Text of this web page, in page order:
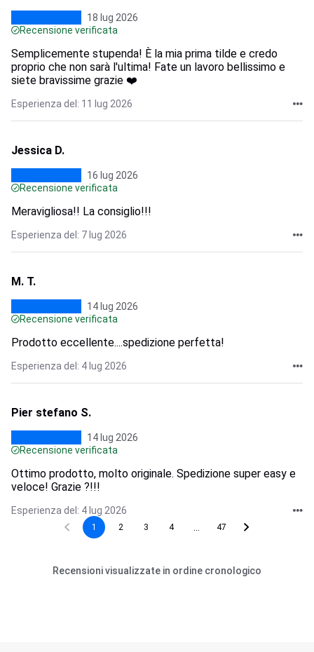
18 lug 2026
Recensione verificata
Semplicemente stupenda! È la mia prima tilde e credo
proprio che non sarà l'ultima! Fate un lavoro bellissimo e
siete bravissime grazie ❤️
Esperienza del: 11 lug 2026
Jessica D.
16 lug 2026
Recensione verificata
Meravigliosa!! La consiglio!!!
Esperienza del: 7 lug 2026
M. T.
14 lug 2026
Recensione verificata
Prodotto eccellente....spedizione perfetta!
Esperienza del: 4 lug 2026
Pier stefano S.
14 lug 2026
Recensione verificata
Ottimo prodotto, molto originale. Spedizione super easy e
veloce! Grazie ?!!!
Esperienza del: 4 lug 2026
1 2 3 4 47
Recensioni visualizzate in ordine cronologico